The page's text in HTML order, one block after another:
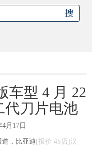
车型 4 月 22
代刀片电池
月17日
， 比亚迪 [报价 4S店] 汉